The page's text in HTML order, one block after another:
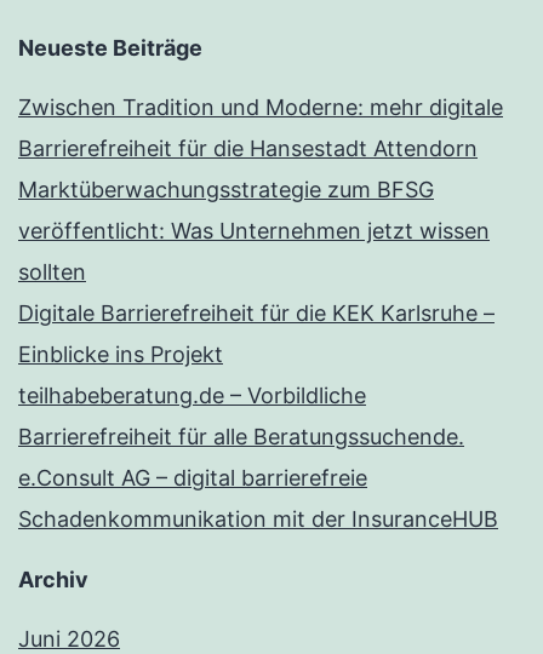
Neueste Beiträge
Zwischen Tradition und Moderne: mehr digitale
Barrierefreiheit für die Hansestadt Attendorn
Marktüberwachungsstrategie zum BFSG
veröffentlicht: Was Unternehmen jetzt wissen
sollten
Digitale Barrierefreiheit für die KEK Karlsruhe –
Einblicke ins Projekt
teilhabeberatung.de – Vorbildliche
Barrierefreiheit für alle Beratungssuchende.
e.Consult AG – digital barrierefreie
Schadenkommunikation mit der InsuranceHUB
Archiv
Juni 2026